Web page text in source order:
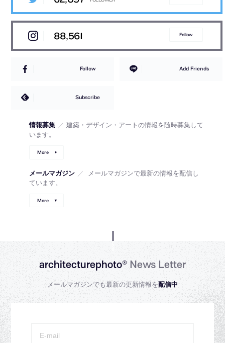
88,561 Follow
Follow Add Friends
Subscribe
情報募集 ／ 建築・デザイン・アートの情報を随時募集して
います。
More
メールマガジン ／
メールマガジンで最新の情報を配信し
ています。
More
architecturephoto®News Letter
メールマガジンでも最新の更新情報を配信中